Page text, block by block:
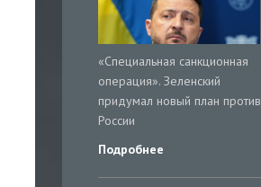
«Специальная санкционная
операция». Зеленский
придумал новый план против
России
Подробнее